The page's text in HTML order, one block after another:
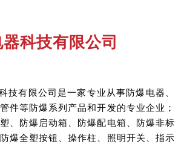
科技有限公司
技有限公司是一家专业从事防爆电器、
件等防爆系列产品和开发的专业企业；
、防爆启动箱、防爆配电箱、防爆非标
爆全塑按钮、操作柱、照明开关、指示